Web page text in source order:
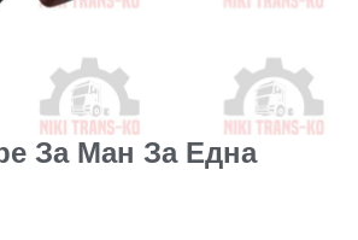
За Ман За Една